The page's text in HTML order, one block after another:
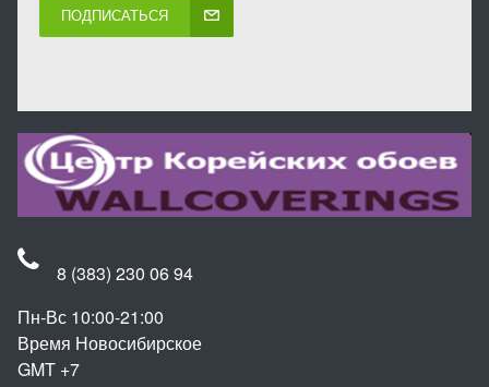
ПОДПИСАТЬСЯ
8 (383) 230 06 94
Пн-Вс 10:00-21:00
Время Новосибирское
GMT +7